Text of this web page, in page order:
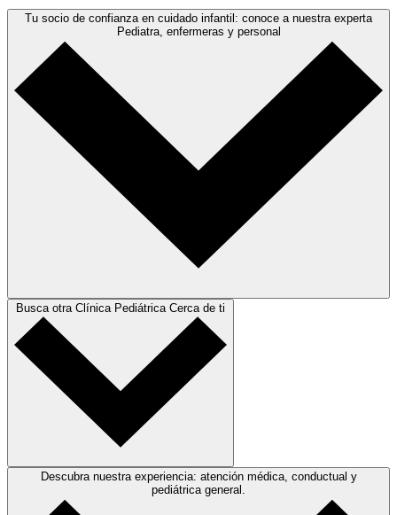
Tu socio de confianza en cuidado infantil: conoce a nuestra experta
Pediatra, enfermeras y personal
Busca otra Clínica Pediátrica Cerca de ti
Descubra nuestra experiencia: atención médica, conductual y
pediátrica general.